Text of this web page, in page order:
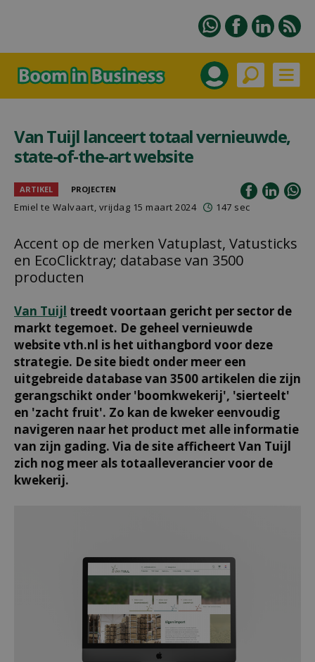
Van Tuijl lanceert totaal vernieuwde,
state-of-the-art website
ARTIKEL PROJECTEN
Emiel te Walvaart, vrijdag 15 maart 2024 147 sec
Accent op de merken Vatuplast, Vatusticks
en EcoClicktray; database van 3500
producten
Van Tuijl treedt voortaan gericht per sector de
markt tegemoet. De geheel vernieuwde
website vth.nl is het uithangbord voor deze
strategie. De site biedt onder meer een
uitgebreide database van 3500 artikelen die zijn
gerangschikt onder 'boomkwekerij', 'sierteelt'
en 'zacht fruit'. Zo kan de kweker eenvoudig
navigeren naar het product met alle informatie
van zijn gading. Via de site afficheert Van Tuijl
zich nog meer als totaalleverancier voor de
kwekerij.